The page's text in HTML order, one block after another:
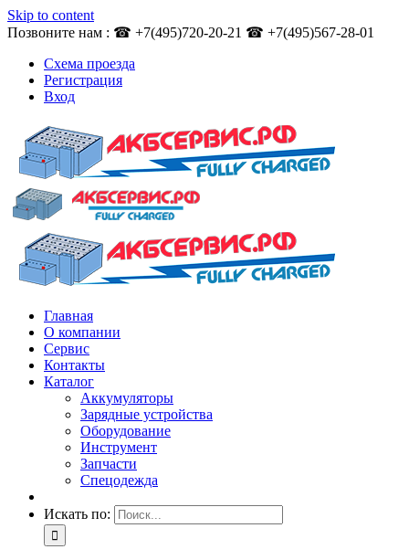
Skip to content
Позвоните нам : ☎ +7(495)720-20-21 ☎ +7(495)567-28-01
Схема проезда
Регистрация
Вход
Главная
О компании
Сервис
Контакты
Каталог
Аккумуляторы
Зарядные устройства
Оборудование
Инструмент
Запчасти
Спецодежда
Искать по: